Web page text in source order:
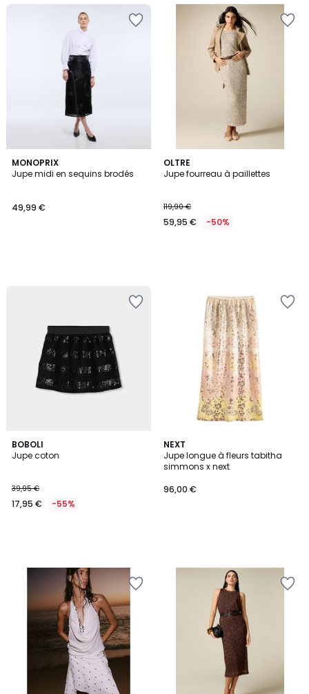
MONOPRIX
Jupe midi en sequins brodés
49,99 €
OLTRE
Jupe fourreau à paillettes
119,90 €
59,95 € -50%
BOBOLI
Jupe coton
39,95 €
17,95 € -55%
NEXT
Jupe longue à fleurs tabitha
simmons x next
96,00 €